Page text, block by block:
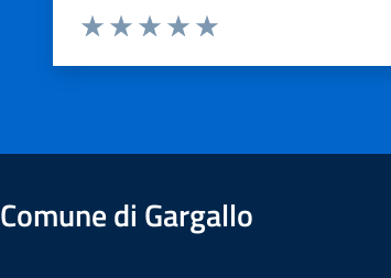
Comune di Gargallo